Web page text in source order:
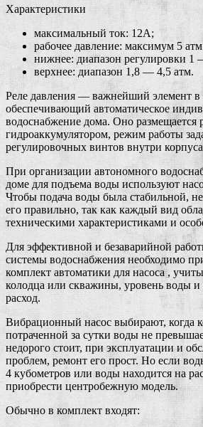
Характеристики
максимальный ток: 12А;
рабочее давление: максимум 5
нижнее: диапазон регулировки 1
верхнее: диапазон 1,8 — 4,5 атм.
Реле давления — важнейший элемент в
обеспечивающий автоматическое
водоснабжение дома. Оно размещается
гидроаккумулятором, режим работы
регулировочных винтов внутри
При организации автономного
доме для подъема воды используют
Чтобы подача воды была стабильной,
его правильно, так как каждый вид
техническими характеристиками и
Для эффективной и безаварийной
системы водоснабжения необходимо
комплект автоматики для насоса ,
колодца или скважины, уровень воды и
расход.
Вибрационный насос выбирают, когда
потраченной за сутки воды не
недорого стоит, при эксплуатации и
проблем, ремонт его прост. Но если
4 кубометров или воды находится на
приобрести центробежную модель.
Обычно в комплект входят: